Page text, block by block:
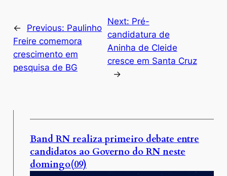
← Previous: Paulinho
Freire comemora
crescimento em
pesquisa de BG
Next: Pré-
candidatura de
Aninha de Cleide
cresce em Santa Cruz
→
Band RN realiza primeiro debate entre
candidatos ao Governo do RN neste
domingo(09)